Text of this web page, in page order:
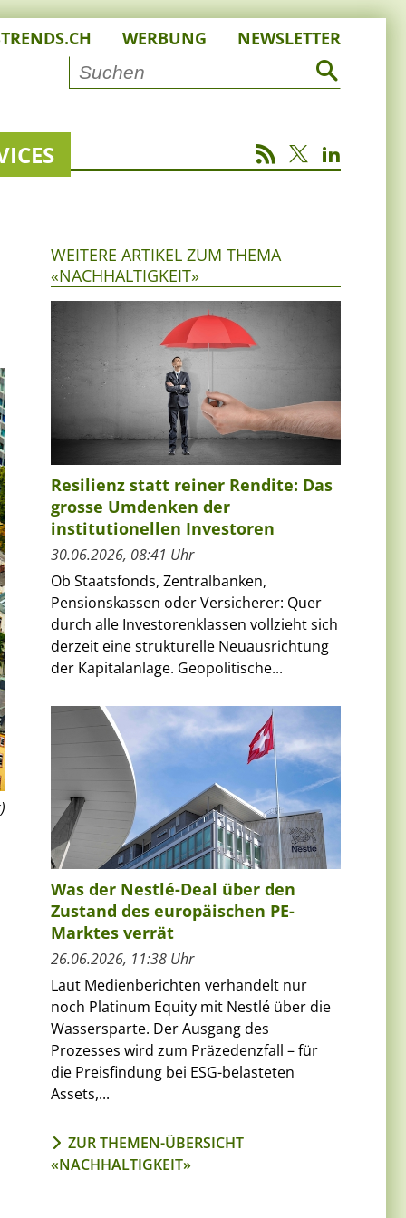
WERBUNG NEWSLETTER
WEITERE ARTIKEL ZUM THEMA
«NACHHALTIGKEIT»
Resilienz statt reiner Rendite: Das
grosse Umdenken der
institutionellen Investoren
30.06.2026, 08:41 Uhr
Ob Staatsfonds, Zentralbanken,
Pensionskassen oder Versicherer: Quer
durch alle Investorenklassen vollzieht sich
derzeit eine strukturelle Neuausrichtung
der Kapitalanlage. Geopolitische...
Was der Nestlé-Deal über den
Zustand des europäischen PE-
Marktes verrät
26.06.2026, 11:38 Uhr
Laut Medienberichten verhandelt nur
noch Platinum Equity mit Nestlé über die
Wassersparte. Der Ausgang des
Prozesses wird zum Präzedenzfall – für
die Preisfindung bei ESG-belasteten
Assets,...
ZUR THEMEN-ÜBERSICHT
«NACHHALTIGKEIT»